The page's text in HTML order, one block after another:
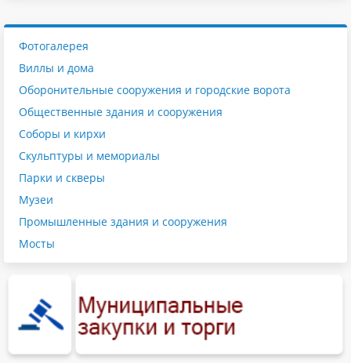
Фотогалерея
Виллы и дома
Оборонительные сооружения и городские ворота
Общественные здания и сооружения
Соборы и кирхи
Скульптуры и мемориалы
Парки и скверы
Музеи
Промышленные здания и сооружения
Мосты